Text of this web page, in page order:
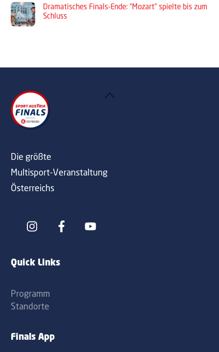
Dramatisches Finals-Ende: “Mozart” spielte bis zum
Schluss
Back
Die größte
Multisport-Veranstaltung
Österreichs
Icon
Icon
Quick Links
Programm
Standorte
Finals App